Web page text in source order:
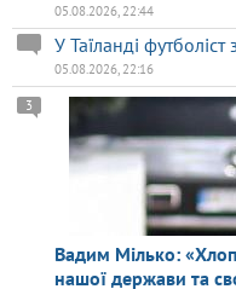
05.08.2026, 22:44
У Таїланді
05.08.2026, 22:16
Вадим Мілько:
нашої держави та
3